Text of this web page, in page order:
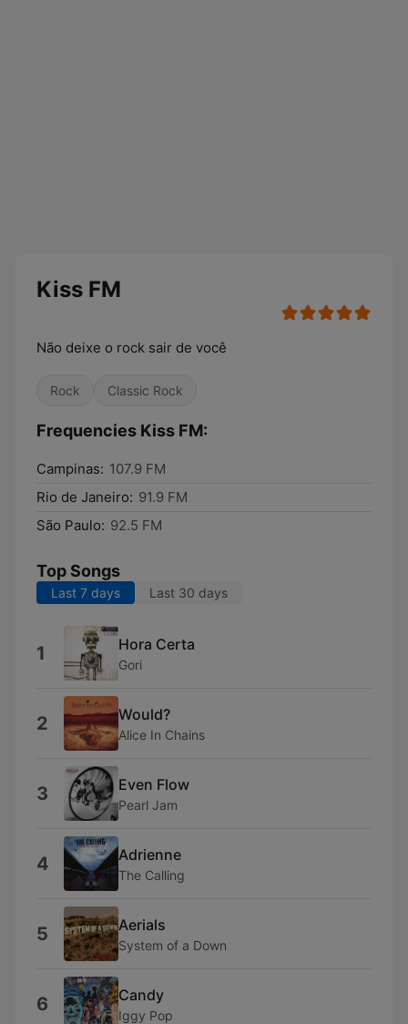
Kiss FM
Não deixe o rock sair de você
Rock Classic Rock
Frequencies Kiss FM:
Campinas: 107.9 FM
Rio de Janeiro: 91.9 FM
São Paulo: 92.5 FM
Top Songs
Last 7 days Last 30 days
1 Hora Certa
Gori
2 Would?
Alice In Chains
3 Even Flow
Pearl Jam
4 Adrienne
The Calling
5 Aerials
System of a Down
6 Candy
Iggy Pop